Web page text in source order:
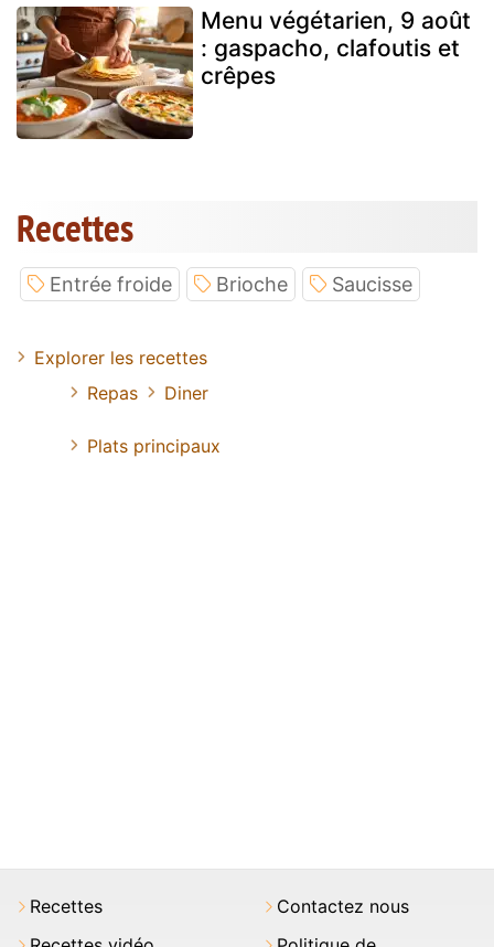
Menu végétarien, 9 août
: gaspacho, clafoutis et
crêpes
Recettes
Entrée froide Brioche Saucisse
Explorer les recettes
Repas
Diner
Plats principaux
Recettes
Contactez nous